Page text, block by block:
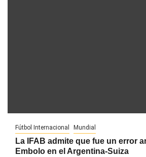
Fútbol Internacional Mundial
La IFAB admite que fue un error
Embolo en el Argentina-Suiza